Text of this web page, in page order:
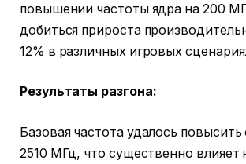
повышении частоты ядра на 200
добиться прироста
12% в различных игровых
Результаты разгона:
Базовая частота удалось
2510 МГц, что существенно влияет